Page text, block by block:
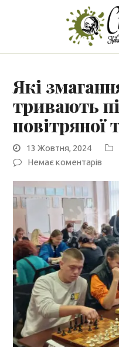
Які
тривають
повітряної
13 Жовтня, 2024
Немає коментарів